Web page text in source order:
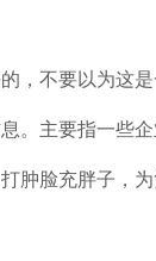
，不要以为这
。主要指一些
肿脸充胖子，为